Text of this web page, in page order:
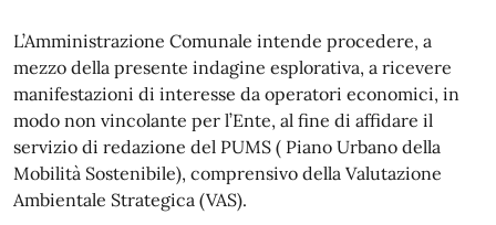
L’Amministrazione Comunale intende procedere, a
mezzo della presente indagine esplorativa, a ricevere
manifestazioni di interesse da operatori economici, in
modo non vincolante per l’Ente, al fine di affidare il
servizio di redazione del PUMS ( Piano Urbano della
Mobilità Sostenibile), comprensivo della Valutazione
Ambientale Strategica (VAS).